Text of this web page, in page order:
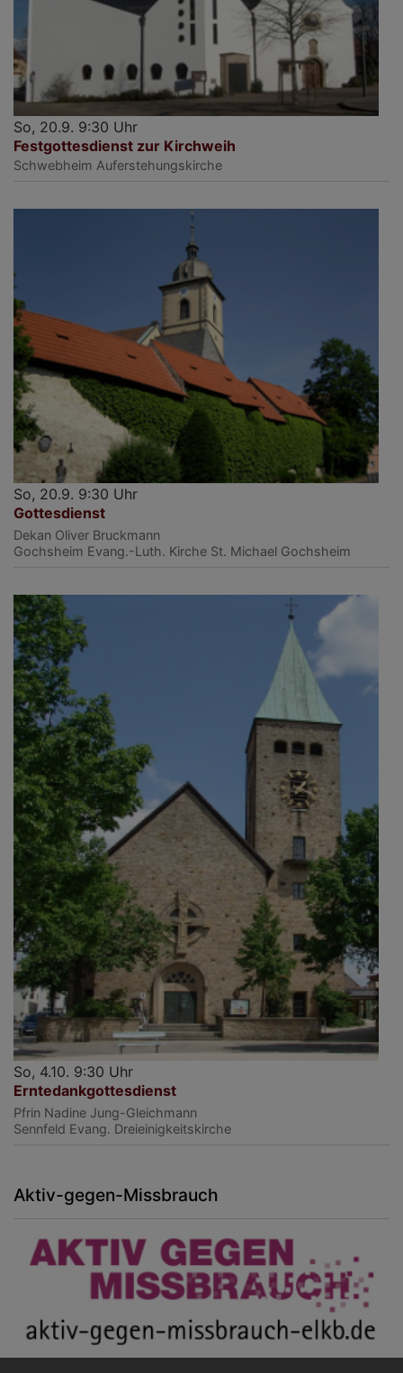
So, 20.9. 9:30 Uhr
Festgottesdienst zur Kirchweih
Schwebheim Auferstehungskirche
So, 20.9. 9:30 Uhr
Gottesdienst
Dekan Oliver Bruckmann
Gochsheim Evang.-Luth. Kirche St. Michael Gochsheim
So, 4.10. 9:30 Uhr
Erntedankgottesdienst
Pfrin Nadine Jung-Gleichmann
Sennfeld Evang. Dreieinigkeitskirche
Aktiv-gegen-Missbrauch